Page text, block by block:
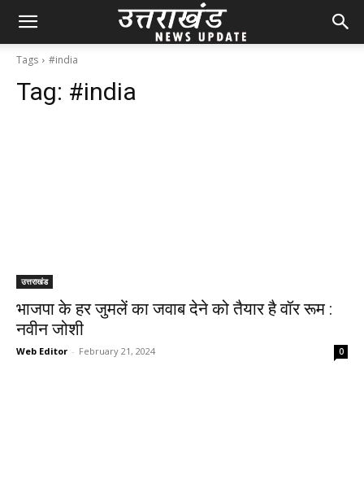
Tags #india
Tag: #india
उत्तराखंड
भाजपा के हर जुमलें का जवाब देने को तैयार है वॉर रूम :
नवीन जोशी
Web Editor - February 21, 2024 0